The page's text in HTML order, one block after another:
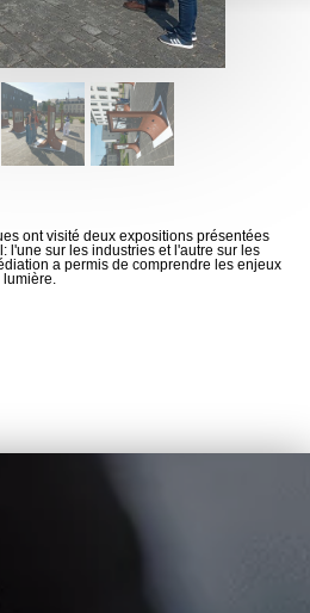
ont visité deux expositions présentées
l'une sur les industries et l'autre sur les
a permis de comprendre les enjeux